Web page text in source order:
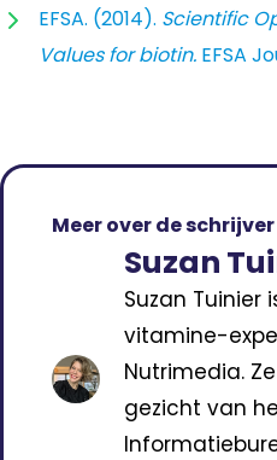
EFSA. (2014). Scientific
Values for biotin. EFSA
Meer over de schrijver
Suzan
Suzan Tuinier
vitamine-
Nutrimedia.
gezicht van